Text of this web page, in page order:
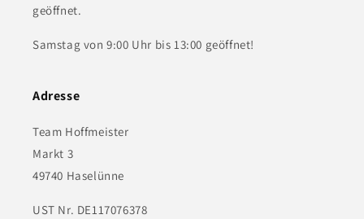
geöffnet.
Samstag von 9:00 Uhr bis 13:00 geöffnet!
Adresse
Team Hoffmeister
Markt 3
49740 Haselünne
UST Nr. DE117076378